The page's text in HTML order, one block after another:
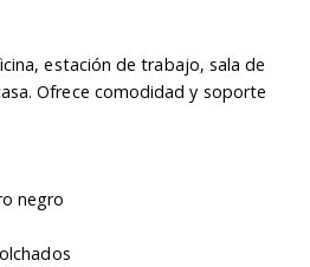
estación de trabajo, sala de
Ofrece comodidad y soporte
negro